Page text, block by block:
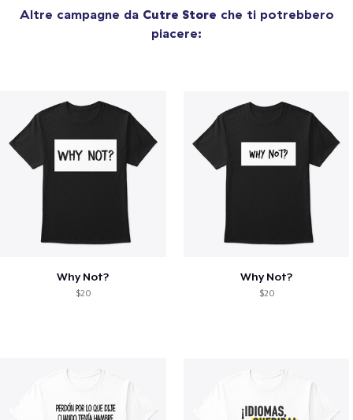
Altre campagne da Cutre Store che ti potrebbero
piacere:
Why Not?
$20
Why Not?
$20